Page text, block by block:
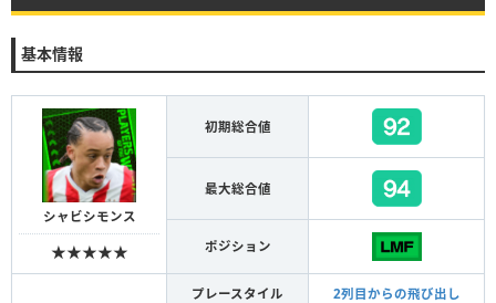
基本情報
シャビシモンス
★★★★★
初期総合値
最大総合値
ポジション
プレースタイル 2列目からの飛び出し